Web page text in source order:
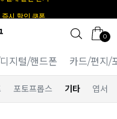
0
지털/핸드폰 카드/편지/
포토프롭스 기타 엽서